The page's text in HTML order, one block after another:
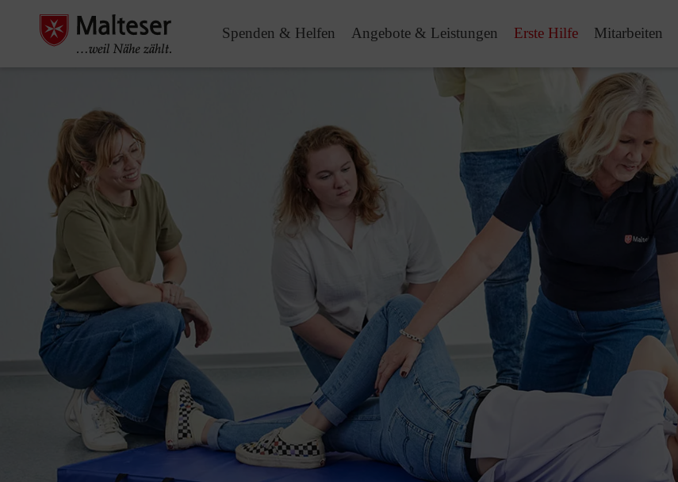
Spenden & Helfen Angebote & Leistungen Erste Hilfe Mitarbeiten